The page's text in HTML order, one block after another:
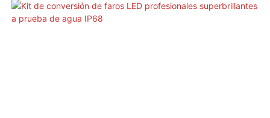
automotriz.